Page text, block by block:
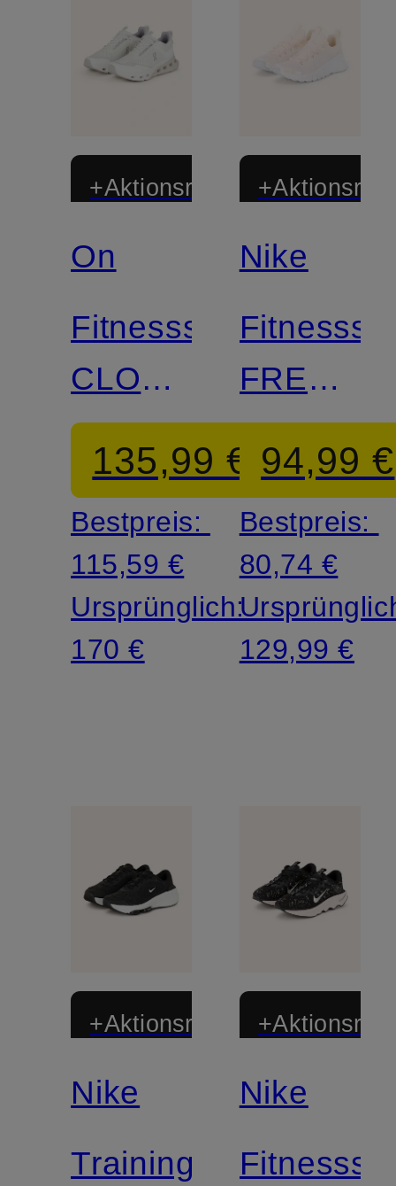
+Aktionsrabatt
On
Fitnessschuhe
CLOUDNOVA
X
135,99 €
Bestpreis:
115,59 €
Ursprünglich:
170 €
Nike
FREE
METCON
6
94,99 €
Bestpreis:
80,74 €
129,99 €
+Aktionsrabatt
Nike
Trainingsschuhe
Nike